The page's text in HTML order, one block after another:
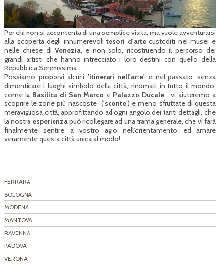
Per chi non si accontenta di una semplice visita, ma vuole avventurarsi
alla scoperta degli innumerevolitesori d'artecustoditi nei musei e
nelle chiese di Venezia, e non solo, ricostruendo il percorso dei
grandi artisti che hanno intrecciato i loro destini con quello della
Repubblica Serenissima.
Possiamo proporvi alcuni 'itinerari nell'arte' e nel passato, senza
dimenticare i luoghi simbolo della città, rinomati in tutto il mondo,
come la Basilica di San Marco e Palazzo Ducale... vi aiuteremo a
scoprire le zone più nascoste ('sconte') e meno sfruttate di questa
meravigliosa città, approfittando ad ogni angolo dei tanti dettagli, che
la nostra esperienzapuò ricollegare ad una trama generale, che vi farà
finalmente sentire a vostro agio nell'orientamento ed amare
veramente questa città unica al modo!
FERRARA
BOLOGNA
MODENA
MANTOVA
RAVENNA
PADOVA
VERONA